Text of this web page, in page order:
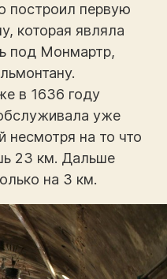
построил первую
которая являла
под Монмартр,
в 1636 году
уже
несмотря на то что
23 км. Дальше
на 3 км.